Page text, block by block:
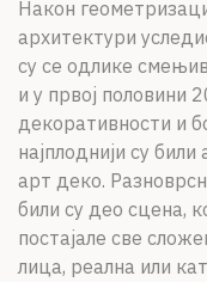
Након
архитектури
су се одлике
и у првој половини
декоративности и
најплоднији су
арт деко.
били су део сцена,
постајале све
лица, реална или